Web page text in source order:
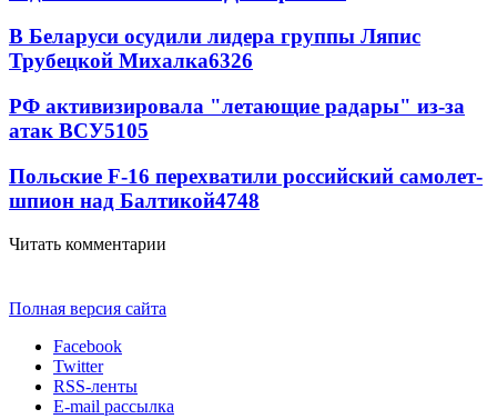
В Беларуси осудили лидера группы Ляпис
Трубецкой Михалка6326
РФ активизировала "летающие радары" из-за
атак ВСУ5105
Польские F-16 перехватили российский самолет-
шпион над Балтикой4748
Читать комментарии
Полная версия сайта
Facebook
Twitter
RSS-ленты
E-mail рассылка